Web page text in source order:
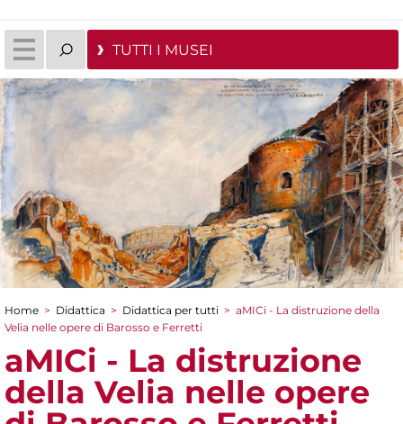
TUTTI I MUSEI
Tu sei qui
Home > Didattica > Didattica per tutti > aMICi - La distruzione della
Velia nelle opere di Barosso e Ferretti
aMICi - La distruzione
della Velia nelle opere